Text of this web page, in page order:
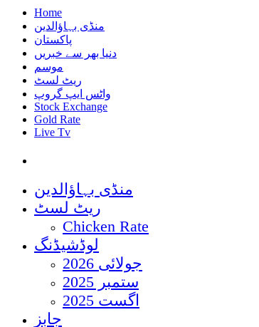
Home
منڈی بہاؤالدین
پاکستان
دنیا بھر سے خبریں
موسم
ریٹ لسٹ
واٹس ایپ گروپ
Stock Exchange
Gold Rate
Live Tv
منڈی بہاؤالدین
ریٹ لسٹ
Chicken Rate
لوڈشیڈنگ
جولائی 2026
ستمبر 2025
اگست 2025
جابز